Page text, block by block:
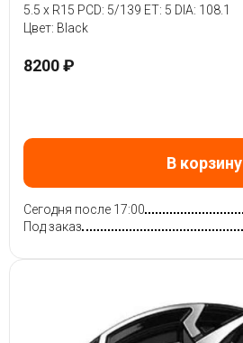
5.5 x R15 PCD: 5/139 ET: 5 DIA: 108.1
Цвет: Black
8200 ₽
В корзину
Сегодня после 17:00
Под заказ